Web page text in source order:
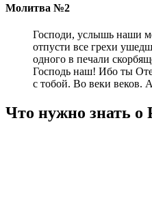
Молитва №2
Господи, услышь наши
отпусти все грехи
одного в печали
Господь наш! Ибо ты
с тобой. Во веки веков.
Что нужно знать о